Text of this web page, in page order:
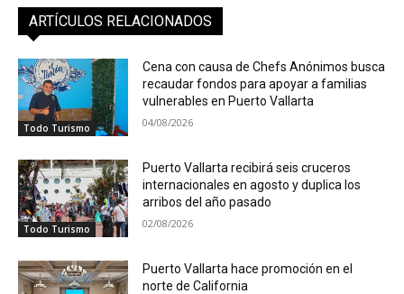
ARTÍCULOS RELACIONADOS
Todo Turismo
Cena con causa de Chefs Anónimos busca
recaudar fondos para apoyar a familias
vulnerables en Puerto Vallarta
04/08/2026
Todo Turismo
Puerto Vallarta recibirá seis cruceros
internacionales en agosto y duplica los
arribos del año pasado
02/08/2026
Puerto Vallarta hace promoción en el
norte de California